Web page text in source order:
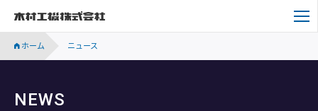
ホーム ニュース
NEWS